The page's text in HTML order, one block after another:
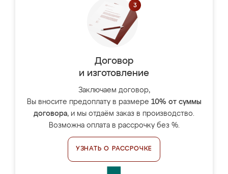
Договор
и изготовление
Заключаем договор,
Вы вносите предоплату в размере 10% от суммы
договора, и мы отдаём заказ в производство.
Возможна оплата в рассрочку без %.
УЗНАТЬ О РАССРОЧКЕ